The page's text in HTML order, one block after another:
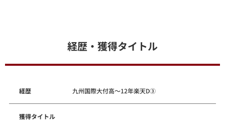
経歴・獲得タイトル
経歴 九州国際大付高～12年楽天D③
獲得タイトル